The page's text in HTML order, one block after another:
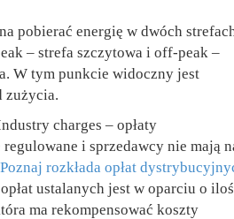
pobierać energię w dwóch
– strefa szczytowa i off-peak –
W tym punkcie widoczny jest
zużycia.
charges – opłaty
i sprzedawcy nie mają
Poznaj rozkłada opłat
ustalanych jest w oparciu o
ma rekompensować koszty